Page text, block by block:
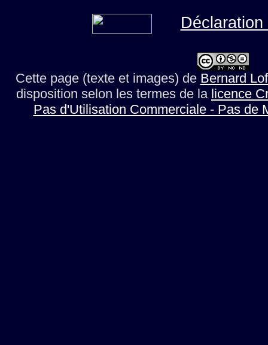
Cette page (texte et images) de Bernard
disposition selon les termes de la licence
Pas d'Utilisation Commerciale - Pas de